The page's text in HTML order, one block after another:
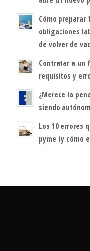
Cómo preparar
obligaciones
de volver de
Contratar a un
requisitos y
¿Merece la
siendo
Los 10 errores
pyme (y cómo